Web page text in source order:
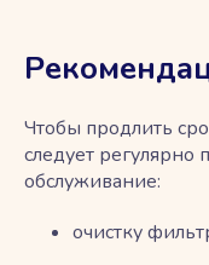
Чтобы продлить
следует регулярно
обслуживание:
очистку